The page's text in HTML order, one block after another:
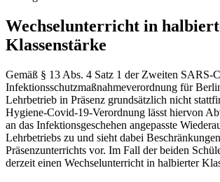
Wechselunterricht in
Klassenstärke
Gemäß § 13 Abs. 4 Satz 1 der Zweiten SARS-
Infektionsschutzmaßnahmeverordnung für
Lehrbetrieb in Präsenz grundsätzlich nicht
Hygiene-Covid-19-Verordnung lässt hiervon
an das Infektionsgeschehen angepasste
Lehrbetriebs zu und sieht dabei
Präsenzunterrichts vor. Im Fall der beiden
derzeit einen Wechselunterricht in halbierter